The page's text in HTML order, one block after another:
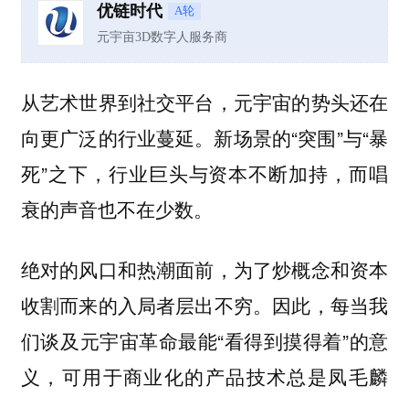
优链时代 A轮
元宇亩3D数字人服务商
从艺术世界到社交平台，元宇宙的势头还在
向更广泛的行业蔓延。新场景的“突围”与“暴
死”之下，行业巨头与资本不断加持，而唱
衰的声音也不在少数。
绝对的风口和热潮面前，为了炒概念和资本
收割而来的入局者层出不穷。因此，每当我
们谈及元宇宙革命最能“看得到摸得着”的意
义，可用于商业化的产品技术总是凤毛麟